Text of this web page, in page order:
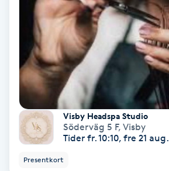
Hårvård
Hälsa
Hälsprickor
Idrottsmassage
Visby Headspa Studio
Söderväg 5 F, Visby
Tider fr. 10:10, fre 21 aug.
Presentkort